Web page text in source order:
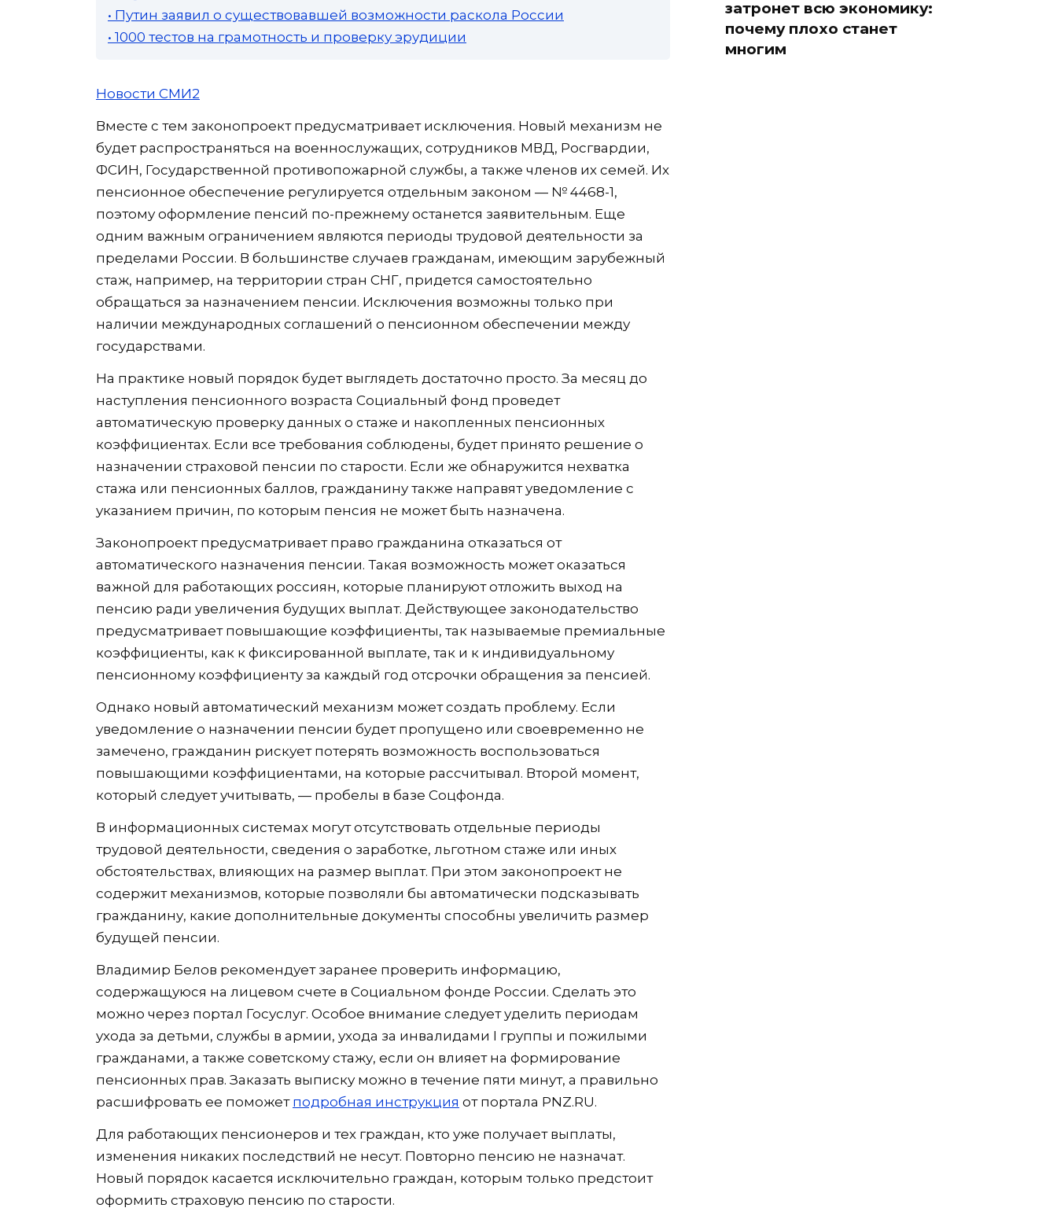
• Путин заявил о существовавшей возможности раскола России
• 1000 тестов на грамотность и проверку эрудиции
Новости СМИ2
Вместе с тем законопроект предусматривает исключения. Новый механизм не
будет распространяться на военнослужащих, сотрудников МВД, Росгвардии,
ФСИН, Государственной противопожарной службы, а также членов их семей. Их
пенсионное обеспечение регулируется отдельным законом — № 4468-1,
поэтому оформление пенсий по-прежнему останется заявительным. Еще
одним важным ограничением являются периоды трудовой деятельности за
пределами России. В большинстве случаев гражданам, имеющим зарубежный
стаж, например, на территории стран СНГ, придется самостоятельно
обращаться за назначением пенсии. Исключения возможны только при
наличии международных соглашений о пенсионном обеспечении между
государствами.
На практике новый порядок будет выглядеть достаточно просто. За месяц до
наступления пенсионного возраста Социальный фонд проведет
автоматическую проверку данных о стаже и накопленных пенсионных
коэффициентах. Если все требования соблюдены, будет принято решение о
назначении страховой пенсии по старости. Если же обнаружится нехватка
стажа или пенсионных баллов, гражданину также направят уведомление с
указанием причин, по которым пенсия не может быть назначена.
Законопроект предусматривает право гражданина отказаться от
автоматического назначения пенсии. Такая возможность может оказаться
важной для работающих россиян, которые планируют отложить выход на
пенсию ради увеличения будущих выплат. Действующее законодательство
предусматривает повышающие коэффициенты, так называемые премиальные
коэффициенты, как к фиксированной выплате, так и к индивидуальному
пенсионному коэффициенту за каждый год отсрочки обращения за пенсией.
Однако новый автоматический механизм может создать проблему. Если
уведомление о назначении пенсии будет пропущено или своевременно не
замечено, гражданин рискует потерять возможность воспользоваться
повышающими коэффициентами, на которые рассчитывал. Второй момент,
который следует учитывать, — пробелы в базе Соцфонда.
В информационных системах могут отсутствовать отдельные периоды
трудовой деятельности, сведения о заработке, льготном стаже или иных
обстоятельствах, влияющих на размер выплат. При этом законопроект не
содержит механизмов, которые позволяли бы автоматически подсказывать
гражданину, какие дополнительные документы способны увеличить размер
будущей пенсии.
Владимир Белов рекомендует заранее проверить информацию,
содержащуюся на лицевом счете в Социальном фонде России. Сделать это
можно через портал Госуслуг. Особое внимание следует уделить периодам
ухода за детьми, службы в армии, ухода за инвалидами I группы и пожилыми
гражданами, а также советскому стажу, если он влияет на формирование
пенсионных прав. Заказать выписку можно в течение пяти минут, а правильно
расшифровать ее поможет подробная инструкция от портала PNZ.RU.
Для работающих пенсионеров и тех граждан, кто уже получает выплаты,
изменения никаких последствий не несут. Повторно пенсию не назначат.
Новый порядок касается исключительно граждан, которым только предстоит
оформить страховую пенсию по старости.
затронет всю экономику:
почему плохо станет
многим